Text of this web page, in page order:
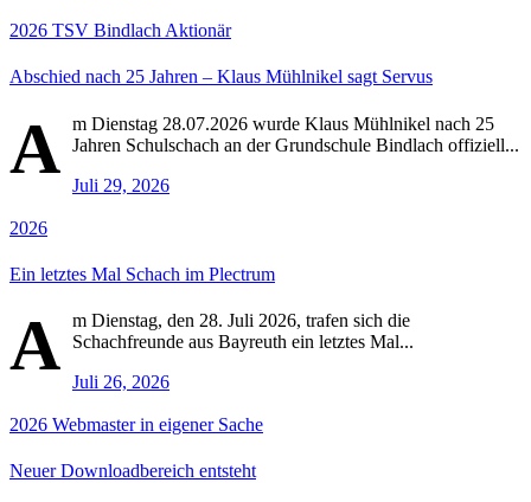
2026 TSV Bindlach Aktionär
Abschied nach 25 Jahren – Klaus Mühlnikel sagt Servus
A m Dienstag 28.07.2026 wurde Klaus Mühlnikel nach 25
Jahren Schulschach an der Grundschule Bindlach offiziell...
Juli 29, 2026
2026
Ein letztes Mal Schach im Plectrum
A m Dienstag, den 28. Juli 2026, trafen sich die
Schachfreunde aus Bayreuth ein letztes Mal...
Juli 26, 2026
2026 Webmaster in eigener Sache
Neuer Downloadbereich entsteht